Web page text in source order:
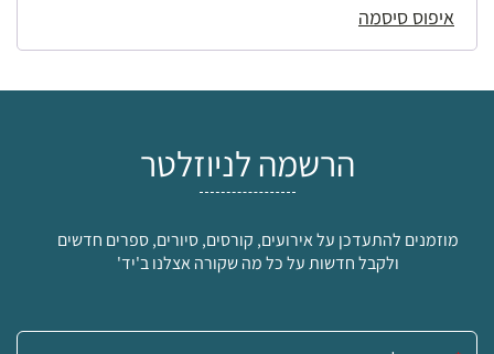
איפוס סיסמה
הרשמה לניוזלטר
מוזמנים להתעדכן על אירועים, קורסים, סיורים, ספרים חדשים
ולקבל חדשות על כל מה שקורה אצלנו ב'יד'
אימייל: